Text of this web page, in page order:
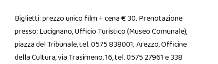
Biglietti: prezzo unico film + cena € 30. Prenotazione
presso: Lucignano, Ufficio Turistico (Museo Comunale),
piazza del Tribunale, tel. 0575 838001; Arezzo, Officine
della Cultura, via Trasimeno, 16, tel. 0575 27961 e 338